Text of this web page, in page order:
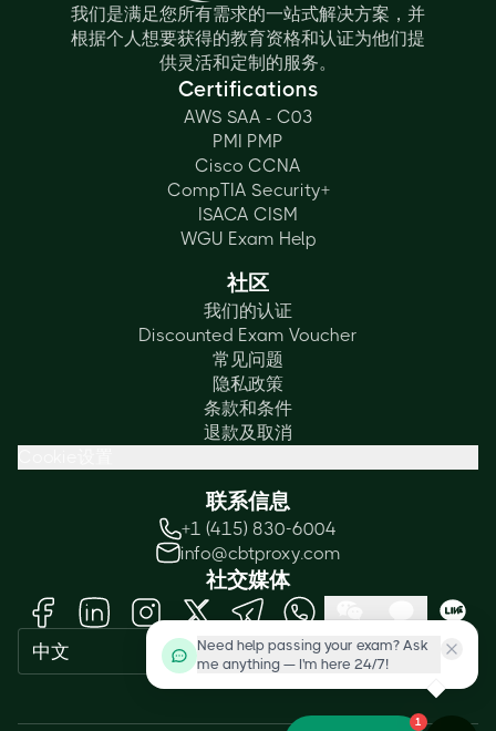
我们是满足您所有需求的一站式解决方案，并
根据个人想要获得的教育资格和认证为他们提
供灵活和定制的服务。
Certifications
AWS SAA - C03
PMI PMP
Cisco CCNA
CompTIA Security+
ISACA CISM
WGU Exam Help
社区
我们的认证
Discounted Exam Voucher
常见问题
隐私政策
条款和条件
退款及取消
联系信息
+1 (415) 830-6004
info@cbtproxy.com
社交媒体
中文
Need help passing your exam? Ask
me anything — I'm here 24/7!
1